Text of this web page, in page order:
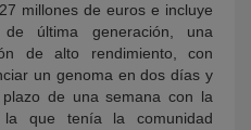
millones de euros e incluye
última generación, una
de alto rendimiento, con
un genoma en dos días y
de una semana con la
la que tenía la comunidad